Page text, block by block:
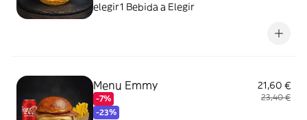
elegir1 Bebida a Elegir
Menu Emmy
-7%
-23%
21,60 €
23,40 €